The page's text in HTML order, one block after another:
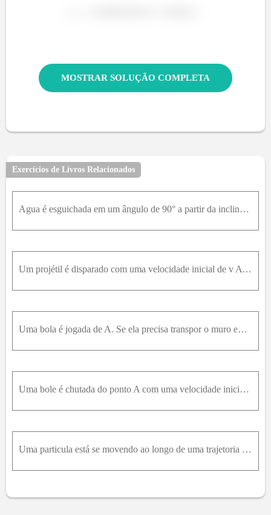
MOSTRAR SOLUÇÃO COMPLETA
Exercícios de Livros Relacionados
Agua é esguichada em um ângulo de 90° a partir da inclinação a 20 m/s. Determine o alcance R.
Um projétil é disparado com uma velocidade inicial de v A = 150 m/s do telhado do prédio. Determine o alcance R onde ele atinge o solo em B.
Uma bola é jogada de A. Se ela precisa transpor o muro em B, determine a intensidade mínima da sua velocidade inicial .
Uma bole é chutada do ponto A com uma velocidade inicial v a = 10 m/s. Determine a altura máxima h que ela alcança.
Uma particula está se movendo ao longo de uma trajetoria parabolica y = 0,25 x 2 . Se x = ( 2 t 2 ) m, onde t é dado em segundos, determine a intensidade da velocidade e da aceleração da particula qua